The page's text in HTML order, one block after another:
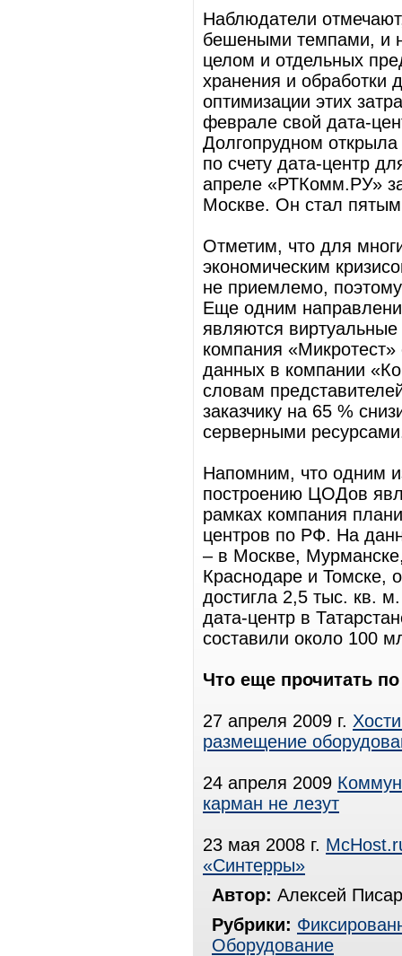
Наблюдатели
бешеными темпами, и
целом и отдельных
хранения и обработки
оптимизации этих
феврале свой дата-
Долгопрудном
по счету дата-центр
апреле «РТКомм.РУ»
Москве. Он стал
Отметим, что для
экономическим
не приемлемо,
Еще одним
являются
компания
данных в компании
словам
заказчику на 65 %
серверными
Напомним, что одним
построению ЦОДов
рамках компания
центров по РФ. На
– в Москве,
Краснодаре и Томске,
достигла 2,5 тыс. кв.
дата-центр в
составили около 100
Что еще прочитать
27 апреля 2009 г.
размещение
24 апреля 2009
карман не лезут
23 мая 2008 г.
«Синтерры»
Автор: Алексей
Рубрики:
Оборудование